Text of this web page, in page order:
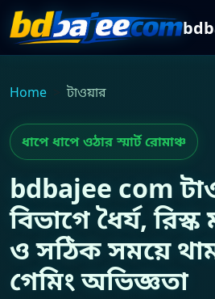
Home টাওয়ার
ধাপে ধাপে ওঠার স্মার্ট রোমাঞ্চ
bdbajee com
বিভাগে ধৈর্য,
ও সঠিক সময়ে
গেমিং অভিজ্ঞতা